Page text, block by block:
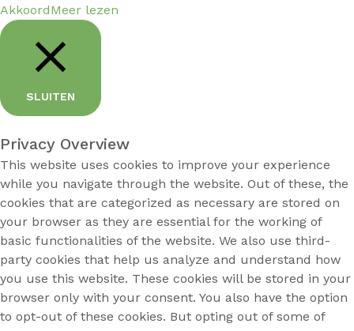
AkkoordMeer lezen
SLUITEN
Privacy Overview
This website uses cookies to improve your experience
while you navigate through the website. Out of these, the
cookies that are categorized as necessary are stored on
your browser as they are essential for the working of
basic functionalities of the website. We also use third-
party cookies that help us analyze and understand how
you use this website. These cookies will be stored in your
browser only with your consent. You also have the option
to opt-out of these cookies. But opting out of some of